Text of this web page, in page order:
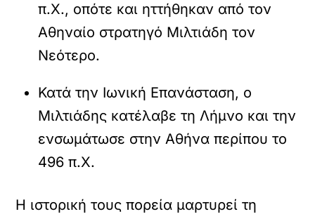
π.Χ., οπότε και ηττήθηκαν από τον
Αθηναίο στρατηγό Μιλτιάδη τον
Νεότερο.
Κατά την Ιωνική Επανάσταση, ο
Μιλτιάδης κατέλαβε τη Λήμνο και την
ενσωμάτωσε στην Αθήνα περίπου το
496 π.Χ.
Η ιστορική τους πορεία μαρτυρεί τη